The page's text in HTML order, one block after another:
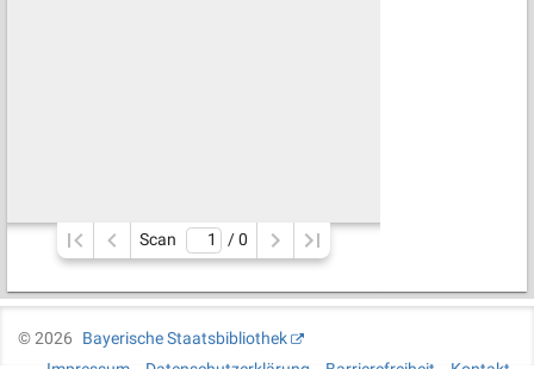
Scan / 0
©2026
Bayerische Staatsbibliothek